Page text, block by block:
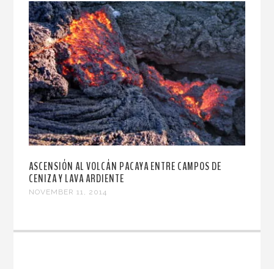
ASCENSIÓN AL VOLCÁN PACAYA ENTRE CAMPOS DE
CENIZA Y LAVA ARDIENTE
NOVEMBER 11, 2014